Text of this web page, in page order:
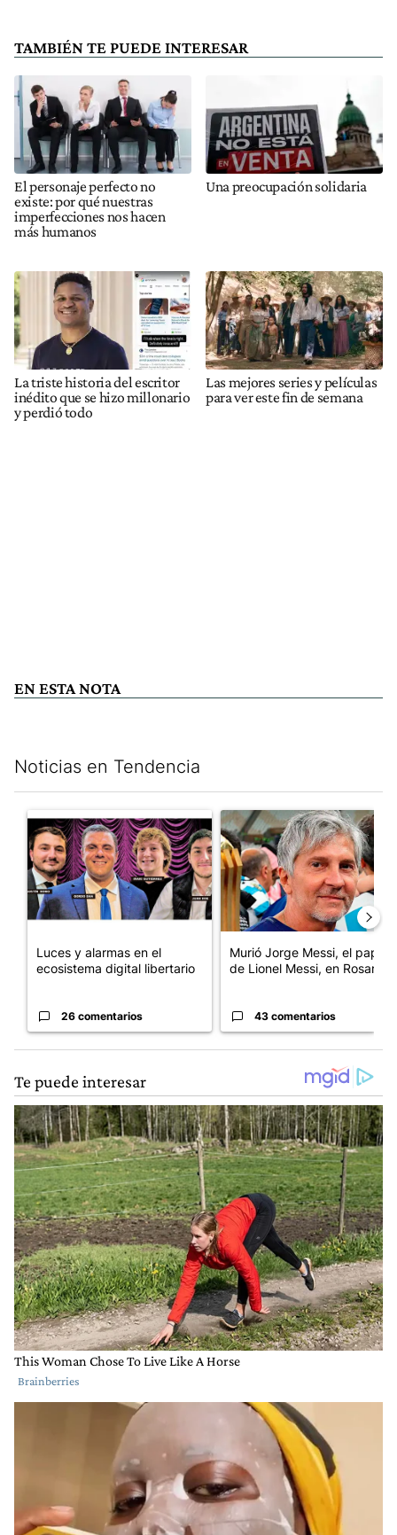
TAMBIÉN TE PUEDE INTERESAR
El personaje perfecto no
existe: por qué nuestras
imperfecciones nos hacen
más humanos
Una preocupación solidaria
La triste historia del escritor
inédito que se hizo millonario
y perdió todo
Las mejores series y películas
para ver este fin de semana
EN ESTA NOTA
Noticias en Tendencia
Un artículo de tendencia con el título "Luces y alarmas en el
Luces y alarmas en el
ecosistema digital libertario
26 comentarios
Un artículo de tendencia con
Murió Jorge Messi, el papá
de Lionel Messi, en Rosario
43 comentarios